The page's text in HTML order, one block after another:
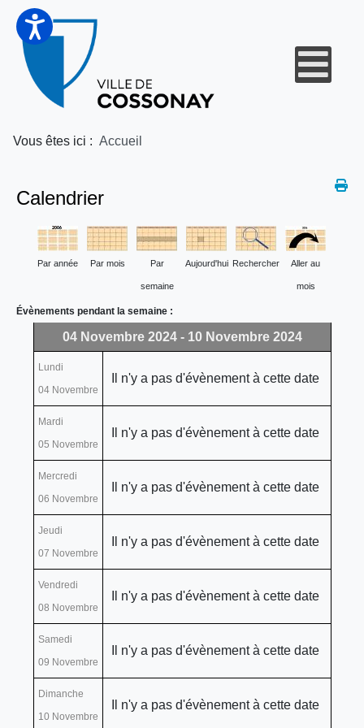
Vous êtes ici : Accueil
Calendrier
Par année Par mois Par
semaine
Aujourd'hui Rechercher Aller au
mois
Évènements pendant la semaine :
04 Novembre 2024 - 10 Novembre 2024
Lundi
04 Novembre
Il n'y a pas d'évènement à cette date
Mardi
05 Novembre
Il n'y a pas d'évènement à cette date
Mercredi
06 Novembre
Il n'y a pas d'évènement à cette date
Jeudi
07 Novembre
Il n'y a pas d'évènement à cette date
Vendredi
08 Novembre
Il n'y a pas d'évènement à cette date
Samedi
09 Novembre
Il n'y a pas d'évènement à cette date
Dimanche
10 Novembre
Il n'y a pas d'évènement à cette date